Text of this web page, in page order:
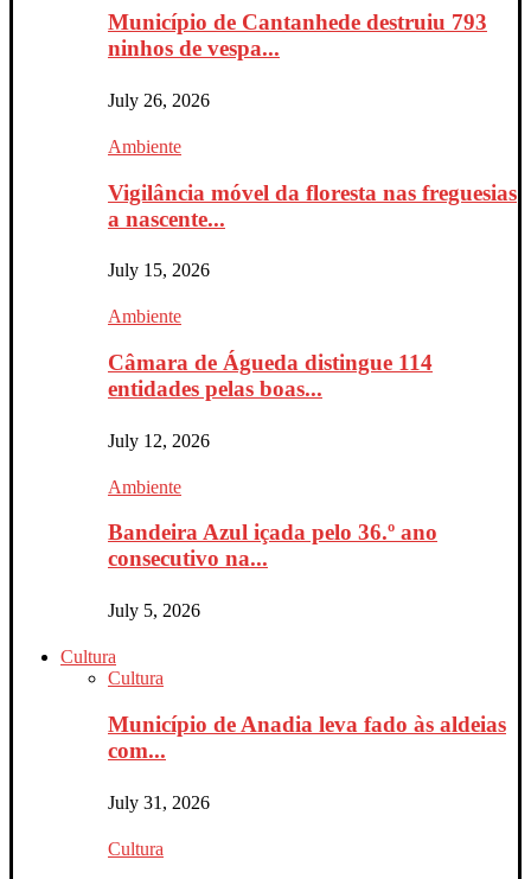
Município de Cantanhede destruiu 793
ninhos de vespa...
July 26, 2026
Ambiente
Vigilância móvel da floresta nas freguesias
a nascente...
July 15, 2026
Ambiente
Câmara de Águeda distingue 114
entidades pelas boas...
July 12, 2026
Ambiente
Bandeira Azul içada pelo 36.º ano
consecutivo na...
July 5, 2026
Cultura
Cultura
Município de Anadia leva fado às aldeias
com...
July 31, 2026
Cultura